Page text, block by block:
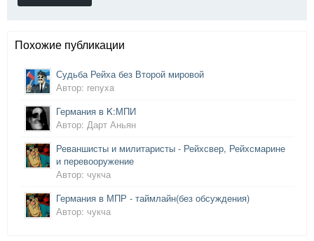
Похожие публикации
Судьба Рейха без Второй мировой
Автор: renyxa
Германия в K:МПИ
Автор: Дарт Аньян
Реваншисты и милитаристы - Рейхсвер, Рейхсмарине
и перевооружение
Автор: чукча
Германия в МПР - таймлайн(без обсуждения)
Автор: чукча